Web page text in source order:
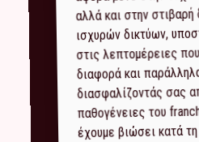
αλλά και στην στιβαρή
ισχυρών δικτύων,
στις λεπτομέρειες
διαφορά και
διασφαλίζοντάς σας
παθογένειες του
έχουμε βιώσει κατά